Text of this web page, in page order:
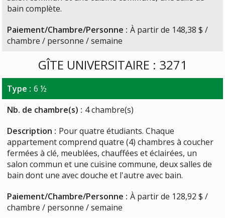
bain complète.
Paiement/Chambre/Personne : À partir de 148,38 $ /
chambre / personne / semaine
GÎTE UNIVERSITAIRE : 3271
Type : 6 ½
Nb. de chambre(s) : 4 chambre(s)
Description : Pour quatre étudiants. Chaque
appartement comprend quatre (4) chambres à coucher
fermées à clé, meublées, chauffées et éclairées, un
salon commun et une cuisine commune, deux salles de
bain dont une avec douche et l'autre avec bain.
Paiement/Chambre/Personne : À partir de 128,92 $ /
chambre / personne / semaine